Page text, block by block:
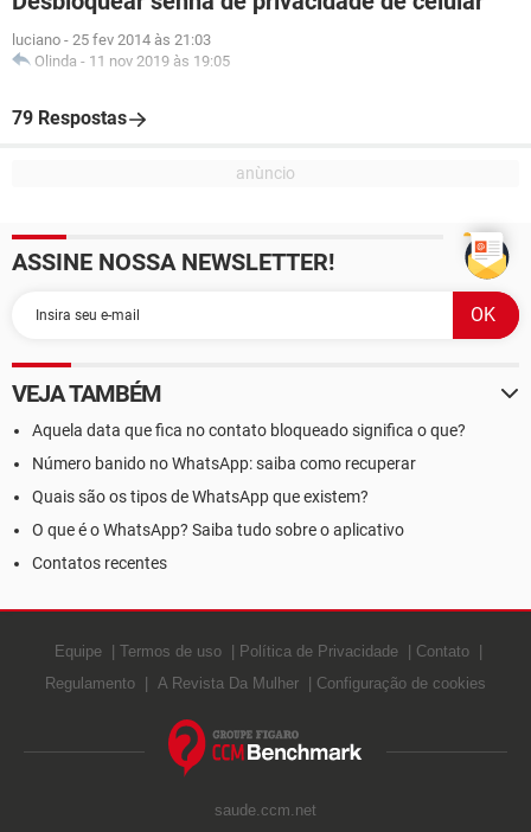
luciano - 25 fev 2014 às 21:03
Olinda - 11 nov 2019 às 19:05
79 Respostas
ASSINE NOSSA NEWSLETTER!
VEJA TAMBÉM
Aquela data que fica no contato bloqueado significa o que?
Número banido no WhatsApp: saiba como recuperar
Quais são os tipos de WhatsApp que existem?
O que é o WhatsApp? Saiba tudo sobre o aplicativo
Contatos recentes
Equipe Termos de uso Política de Privacidade
Contato
Regulamento
A Revista Da Mulher Configuração de cookies
saude.ccm.net